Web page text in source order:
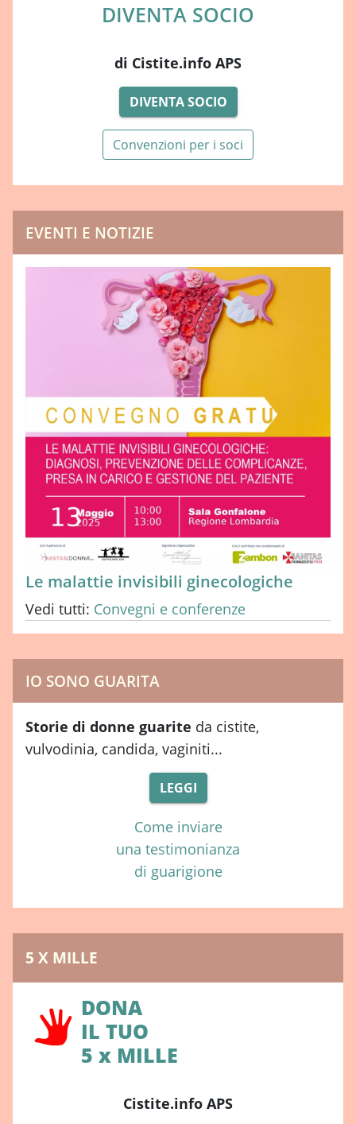
DIVENTA SOCIO
di Cistite.info APS
DIVENTA SOCIO
Convenzioni per i soci
EVENTI E NOTIZIE
Le malattie invisibili ginecologiche
Vedi tutti: Convegni e conferenze
IO SONO GUARITA
Storie di donne guarite da cistite,
vulvodinia, candida, vaginiti...
LEGGI
Come inviare
una testimonianza
di guarigione
5 X MILLE
DONA
IL TUO
5 x MILLE
Cistite.info APS